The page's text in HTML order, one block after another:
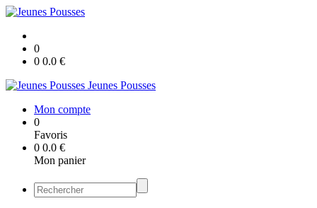
0
0 0.0 €
Jeunes Pousses
Mon compte
0
Favoris
0 0.0 €
Mon panier